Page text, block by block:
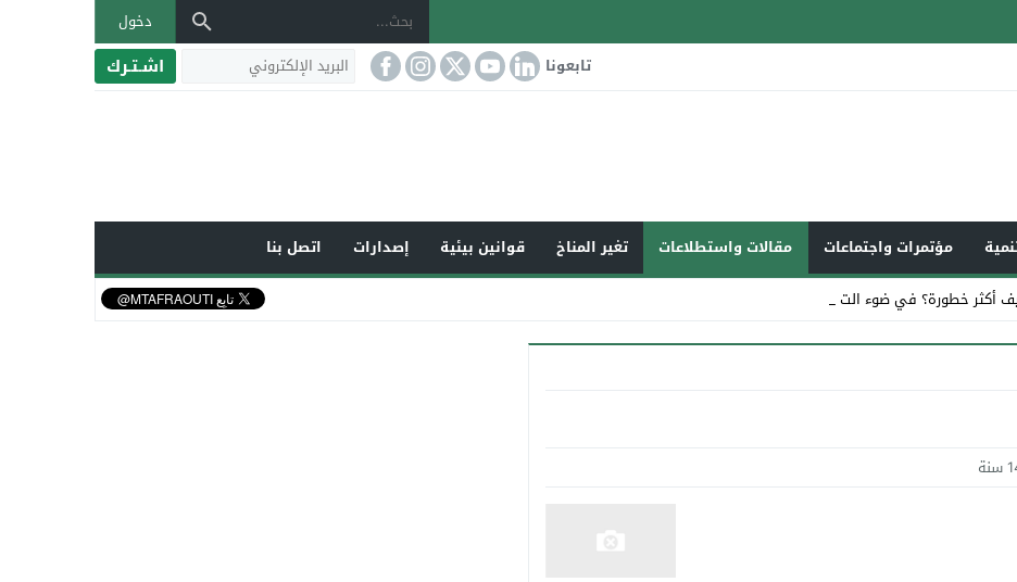
دخول
تابعونا اشـتـرك
مؤتمرات واجتماعات مقالات واستطلاعات تغير المناخ قوانين بيئية إصدارات
اتصل بنا
أكثر خطورة؟ في ضوء التغير _